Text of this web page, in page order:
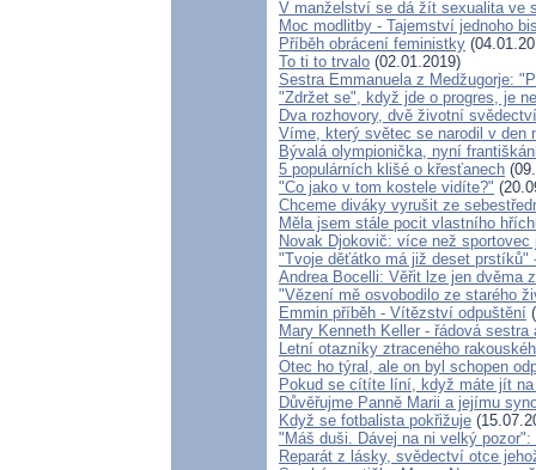
V manželství se dá žít sexualita ve
Moc modlitby - Tajemství jednoho
Příběh obrácení feministky
To ti to trvalo (02.01.2019)
Sestra Emmanuela z Medžugorje:
"Zdržet se", když jde o progres, je
Dva rozhovory, dvě životní
Víme, který světec se narodil v den
Bývalá olympionička, nyní
5 populárních klišé o křesťanech
"Co jako v tom kostele vidíte?"
Chceme diváky vyrušit ze
Měla jsem stále pocit vlastního
Novak Djokovič: více než sportovec
"Tvoje děťátko má již deset prstíků"
Andrea Bocelli: Věřit lze jen dvěma
"Vězení mě osvobodilo ze starého
Emmin příběh - Vítězství odpuštění
Mary Kenneth Keller - řádová
Letní otazníky ztraceného
Otec ho týral, ale on byl schopen
Pokud se cítíte líní, když máte jít
Důvěřujme Panně Marii a jejímu
Když se fotbalista pokřižuje
"Máš duši. Dávej na ni velký
Reparát z lásky, svědectví otce